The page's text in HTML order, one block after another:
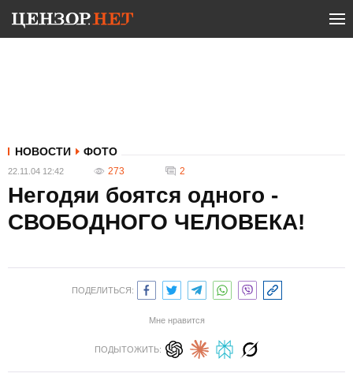
НОВОСТИ ФОТО
22.11.04 12:42 273 2
Негодяи боятся одного -
СВОБОДНОГО ЧЕЛОВЕКА!
ПОДЕЛИТЬСЯ:
Мне нравится
ПОДЫТОЖИТЬ: